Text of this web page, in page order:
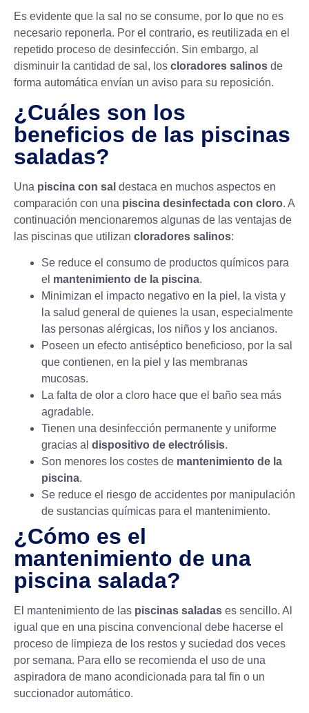
Es evidente que la sal no se consume, por lo que no es
necesario reponerla. Por el contrario, es reutilizada en el
repetido proceso de desinfección. Sin embargo, al
disminuir la cantidad de sal, los cloradores salinos de
forma automática envían un aviso para su reposición.
¿Cuáles son los
beneficios de las piscinas
saladas?
Una piscina con sal destaca en muchos aspectos en
comparación con una piscina desinfectada con cloro. A
continuación mencionaremos algunas de las ventajas de
las piscinas que utilizan cloradores salinos:
Se reduce el consumo de productos químicos para
el mantenimiento de la piscina.
Minimizan el impacto negativo en la piel, la vista y
la salud general de quienes la usan, especialmente
las personas alérgicas, los niños y los ancianos.
Poseen un efecto antiséptico beneficioso, por la sal
que contienen, en la piel y las membranas
mucosas.
La falta de olor a cloro hace que el baño sea más
agradable.
Tienen una desinfección permanente y uniforme
gracias al dispositivo de electrólisis.
Son menores los costes de mantenimiento de la
piscina.
Se reduce el riesgo de accidentes por manipulación
de sustancias químicas para el mantenimiento.
¿Cómo es el
mantenimiento de una
piscina salada?
El mantenimiento de las piscinas saladas es sencillo. Al
igual que en una piscina convencional debe hacerse el
proceso de limpieza de los restos y suciedad dos veces
por semana. Para ello se recomienda el uso de una
aspiradora de mano acondicionada para tal fin o un
succionador automático.